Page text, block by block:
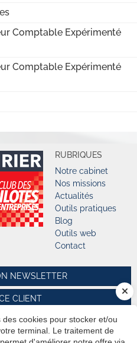
Comptable Expérimenté
Comptable Expérimenté
RUBRIQUES
Notre cabinet
Nos missions
Actualités
Outils pratiques
Blog
Outils web
Contact
NEWSLETTER
CLIENT
NOTRE
5 Place
Next
cookies pour stocker et/ou
terminal. Le traitement de